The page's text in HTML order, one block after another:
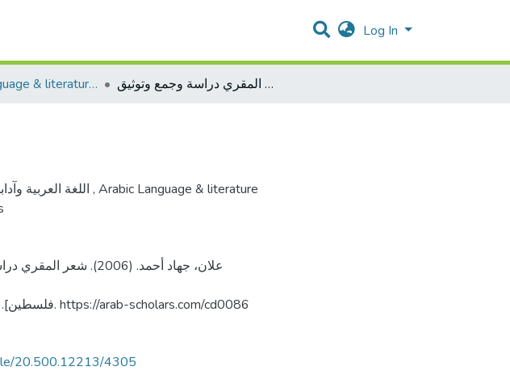
Log In
Arabic Language & literature اللغة العربية وآدابها شعر المقري دراسة وجمع وتوثيق
اللغة العربية , Arabic Language & literature
علان، جهاد أحمد. (2006).
فلسطين]. المستودع الرقمي لجامعة القدس. https://arab-scholars.com/cd0086
20.500.12213/4305